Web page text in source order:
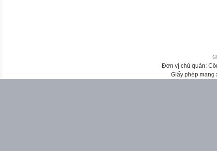
Đơn vị chủ quản:
Giấy phép mạng